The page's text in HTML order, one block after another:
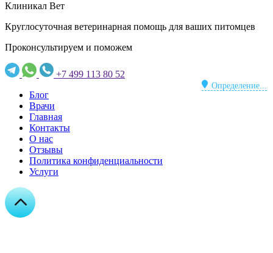
Клиникал Вет
Круглосуточная ветеринарная помощь для ваших питомцев
Проконсультируем и поможем
+7 499 113 80 52
Определение...
Блог
Врачи
Главная
Контакты
О нас
Отзывы
Политика конфиденциальности
Услуги